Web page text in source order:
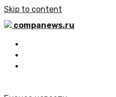
Skip to content
companews.ru